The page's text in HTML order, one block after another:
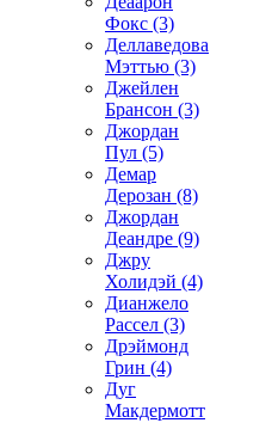
Фокс (3)
Деллаведова
Мэттью (3)
Джейлен
Брансон (3)
Джордан
Пул (5)
Демар
Дерозан (8)
Джордан
Деандре (9)
Джру
Холидэй (4)
Дианжело
Рассел (3)
Дрэймонд
Грин (4)
Дуг
Макдермотт